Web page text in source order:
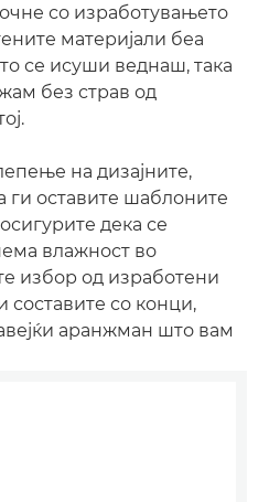
со изработувањето
материјали беа
се исуши веднаш, така
без страв од
на дизајните,
ги оставите шаблоните
дека се
влажност во
избор од изработени
составите со конци,
аранжман што вам